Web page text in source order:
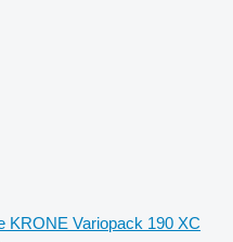
KRONE Variopack 190 XC